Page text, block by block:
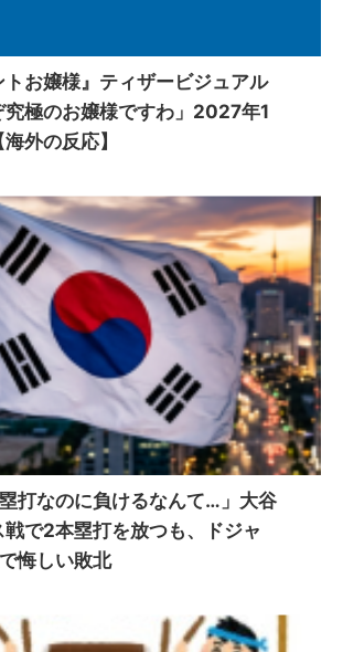
トお嬢様』ティザービジュアル
究極のお嬢様ですわ」2027年1
外の反応】
打なのに負けるなんて…」大谷
で2本塁打を放つも、ドジャ
悔しい敗北